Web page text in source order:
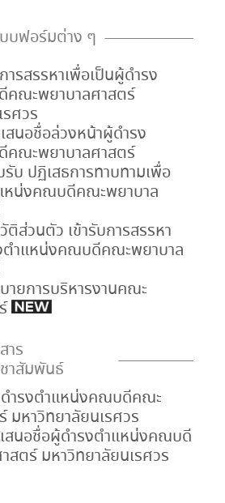
บฟอร์มต่าง ๆ
ารสรรหาเพื่อเป็นผู้ดำรง
ณะพยาบาลศาสตร์
ศวร
สนอชื่อล่วงหน้าผู้ดำรง
ณะพยาบาลศาสตร์
บ ปฏิเสธการทาบทามเพื่อ
หน่งคณบดีคณะพยาบาล
ส่วนตัว เข้ารับการสรรหา
ตำแหน่งคณบดีคณะพยาบาล
ายการบริหารงานคณะ
าร
าสัมพันธ์
ำรงตำแหน่งคณบดีคณะ
มหาวิทยาลัยนเรศวร
สนอชื่อผู้ดำรงตำแหน่งคณบดี
สตร์ มหาวิทยาลัยนเรศวร